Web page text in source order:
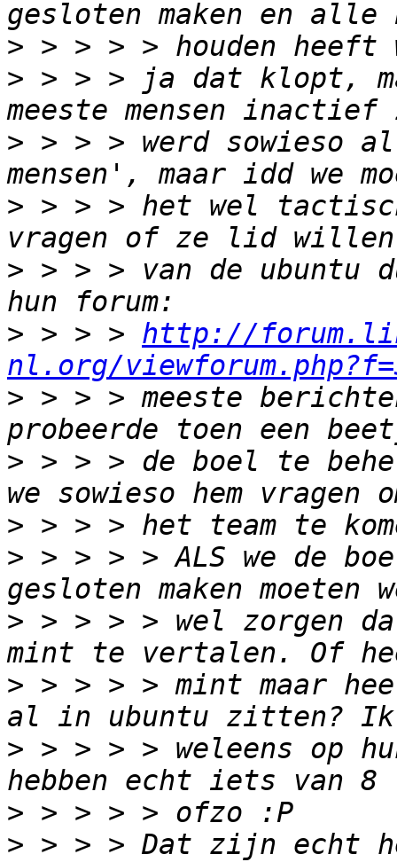
>
> > > > ja dat klopt,
> > > > werd sowieso
> > > > het wel
> > > > van de
> > > > http://
nl.org/
> > > > meeste
> > > > de boel te
>
> > > > > ALS we de
> > > > > wel zorgen
> > > > > mint maar
> > > > > weleens op
>
> > > > Dat zijn echt